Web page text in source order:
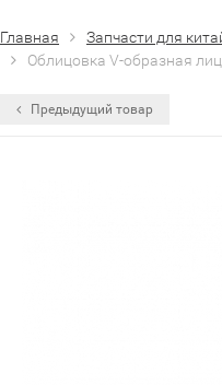
Главная Запчасти для
Облицовка V-образная
Предыдущий товар